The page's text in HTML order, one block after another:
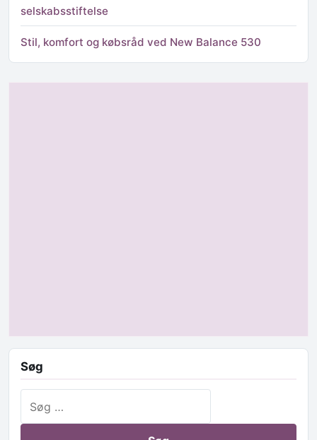
selskabsstiftelse
Stil, komfort og købsråd ved New Balance 530
Søg